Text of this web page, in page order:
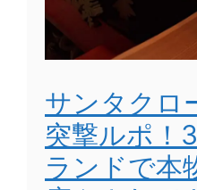
サンタクロ
突撃ルポ！
ランドで本